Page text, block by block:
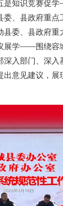
是知识竞赛促
、县政府重点
县委、县政府重
展学——围绕容
深入部门、深入
意见建议，展